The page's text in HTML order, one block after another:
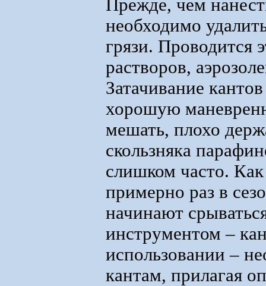
Прежде, чем
необходимо
грязи. Проводится
растворов,
Затачивание
хорошую
мешать, плохо
скользняка
слишком часто.
примерно раз в
начинают
инструментом –
использовании –
кантам, прилагая